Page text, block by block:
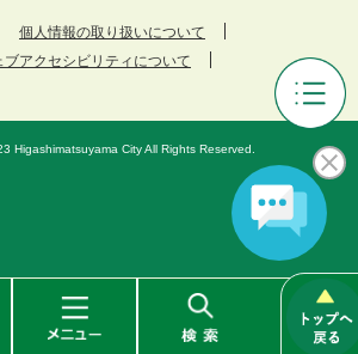
審
等
メ
ニ
ュ
ー
個人情報の取り扱いについて
ブアクセシビリティについて
Higashimatsuyama City All Rights Reserved.